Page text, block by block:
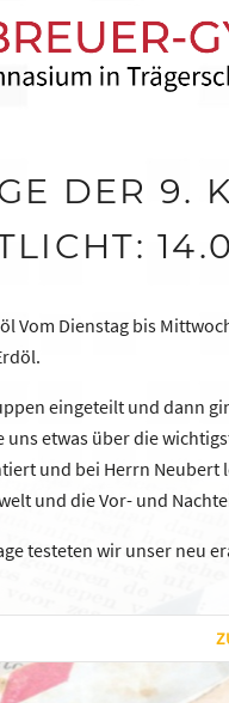
DER 9.
Vom Dienstag bis
eingeteilt und dann
uns etwas über die
und bei Herrn Neubert
und die Vor- und
testeten wir unser neu